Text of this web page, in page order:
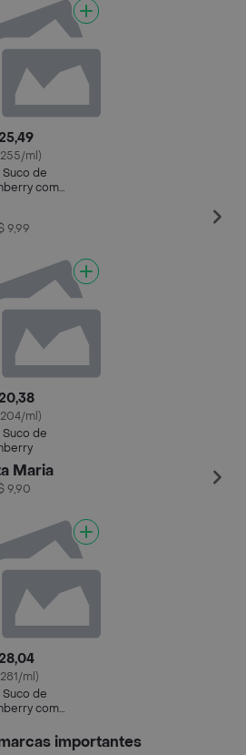
ml)
Suco de
com
9,99
ml)
Suco de
Maria
9,90
ml)
Suco de
com
importantes